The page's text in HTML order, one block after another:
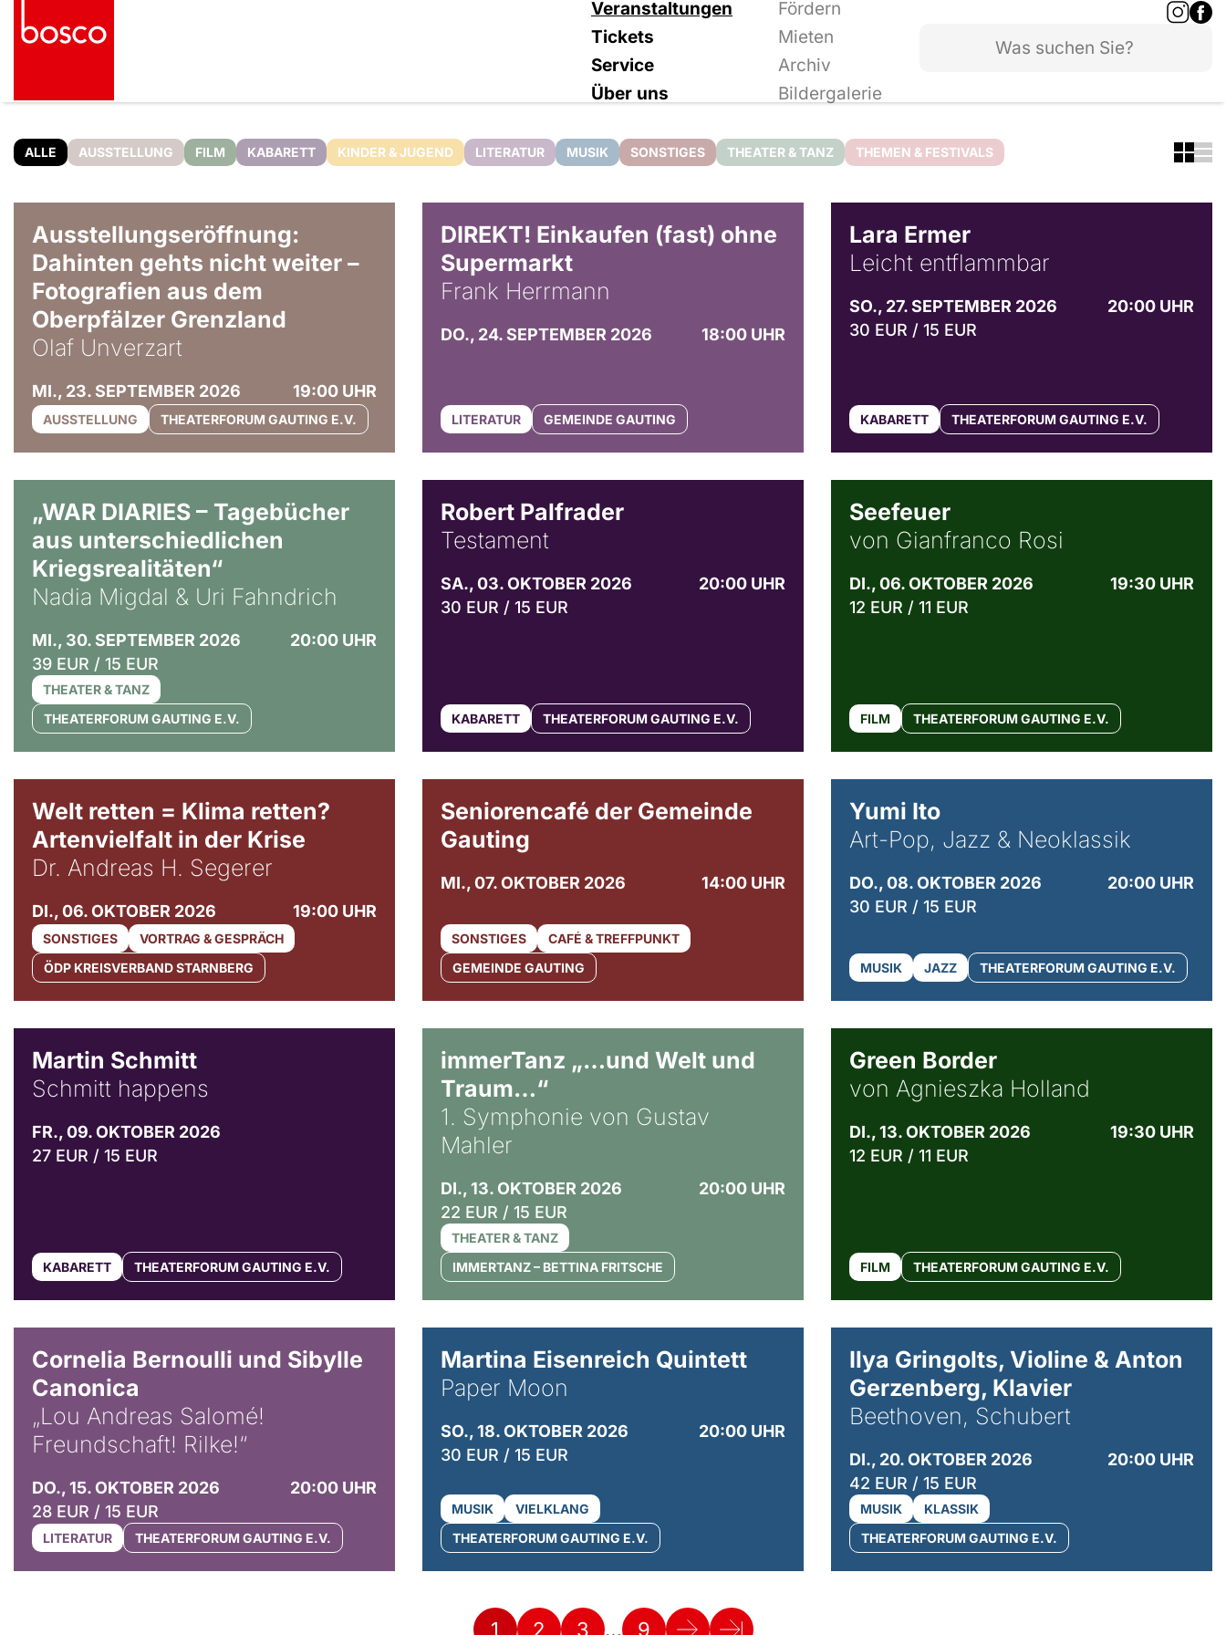
Veranstaltungen
Fördern
Tickets
Mieten
Service
Archiv
Über uns
Bildergalerie
ALLE AUSSTELLUNG FILM KABARETT KINDER & JUGEND LITERATUR MUSIK SONSTIGES THEATER & TANZ THEMEN & FESTIVALS
Ausstellungseröffnung:
Dahinten gehts nicht weiter –
Fotografien aus dem
Oberpfälzer Grenzland
Olaf Unverzart
MI., 23. SEPTEMBER 2026 19:00 UHR
AUSSTELLUNG THEATERFORUM GAUTING E.V.
DIREKT! Einkaufen (fast) ohne
Supermarkt
Frank Herrmann
DO., 24. SEPTEMBER 2026 18:00 UHR
LITERATUR GEMEINDE GAUTING
Lara Ermer
Leicht entflammbar
SO., 27. SEPTEMBER 2026
20:00 UHR
30 EUR / 15 EUR
KABARETT THEATERFORUM GAUTING E.V.
„WAR DIARIES – Tagebücher
aus unterschiedlichen
Kriegsrealitäten“
Nadia Migdal & Uri Fahndrich
MI., 30. SEPTEMBER 2026
20:00 UHR
39 EUR / 15 EUR
THEATER & TANZ
THEATERFORUM GAUTING E.V.
Robert Palfrader
Testament
SA., 03. OKTOBER 2026
20:00 UHR
30 EUR / 15 EUR
KABARETT THEATERFORUM GAUTING E.V.
Seefeuer
von Gianfranco Rosi
DI., 06. OKTOBER 2026
19:30 UHR
12 EUR / 11 EUR
FILM THEATERFORUM GAUTING E.V.
Welt retten = Klima retten?
Artenvielfalt in der Krise
Dr. Andreas H. Segerer
DI., 06. OKTOBER 2026 19:00 UHR
SONSTIGES
VORTRAG & GESPRÄCH
ÖDP KREISVERBAND STARNBERG
Seniorencafé der Gemeinde
Gauting
MI., 07. OKTOBER 2026 14:00 UHR
SONSTIGES
CAFÉ & TREFFPUNKT
GEMEINDE GAUTING
Yumi Ito
Art-Pop, Jazz & Neoklassik
DO., 08. OKTOBER 2026
20:00 UHR
30 EUR / 15 EUR
MUSIK JAZZ THEATERFORUM GAUTING E.V.
Martin Schmitt
Schmitt happens
FR., 09. OKTOBER 2026
27 EUR / 15 EUR
KABARETT THEATERFORUM GAUTING E.V.
immerTanz „…und Welt und
Traum…“
1. Symphonie von Gustav
Mahler
DI., 13. OKTOBER 2026
20:00 UHR
22 EUR / 15 EUR
THEATER & TANZ
IMMERTANZ – BETTINA FRITSCHE
Green Border
von Agnieszka Holland
DI., 13. OKTOBER 2026
19:30 UHR
12 EUR / 11 EUR
FILM THEATERFORUM GAUTING E.V.
Cornelia Bernoulli und Sibylle
Canonica
„Lou Andreas Salomé!
Freundschaft! Rilke!“
DO., 15. OKTOBER 2026
20:00 UHR
28 EUR / 15 EUR
LITERATUR THEATERFORUM GAUTING E.V.
Martina Eisenreich Quintett
Paper Moon
SO., 18. OKTOBER 2026
20:00 UHR
30 EUR / 15 EUR
MUSIK
VIELKLANG
THEATERFORUM GAUTING E.V.
Ilya Gringolts, Violine & Anton
Gerzenberg, Klavier
Beethoven, Schubert
DI., 20. OKTOBER 2026
20:00 UHR
42 EUR / 15 EUR
MUSIK
KLASSIK
THEATERFORUM GAUTING E.V.
1 2 3 … 9